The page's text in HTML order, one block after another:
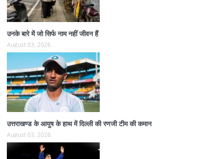
उनके बारे में जो सिर्फ नाम नहीं जीवन हैं
August 03, 2026
उत्तराखण्ड के आयुष के हाथ में दिल्ली की रणजी टीम की कमान
August 03, 2026